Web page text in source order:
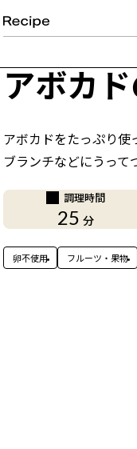
アボカ
アボカドをたっぷり使
ブランチなどにうって
調理時間
25 分
卵不使用 フルーツ・果物